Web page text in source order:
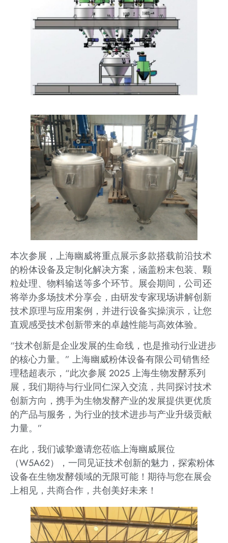
本次参展，上海幽威将重点展示多款搭载前沿技术
的粉体设备及定制化解决方案，涵盖粉末包装、颗
粒处理、物料输送等多个环节。展会期间，公司还
将举办多场技术分享会，由研发专家现场讲解创新
技术原理与应用案例，并进行设备实操演示，让您
直观感受技术创新带来的卓越性能与高效体验。
“技术创新是企业发展的生命线，也是推动行业进步
的核心力量。” 上海幽威粉体设备有限公司销售经
理嵇超表示，“此次参展 2025 上海生物发酵系列
展，我们期待与行业同仁深入交流，共同探讨技术
创新方向，携手为生物发酵产业的发展提供更优质
的产品与服务，为行业的技术进步与产业升级贡献
力量。”
在此，我们诚挚邀请您莅临上海幽威展位
（W5A62），一同见证技术创新的魅力，探索粉体
设备在生物发酵领域的无限可能！期待与您在展会
上相见，共商合作，共创美好未来！